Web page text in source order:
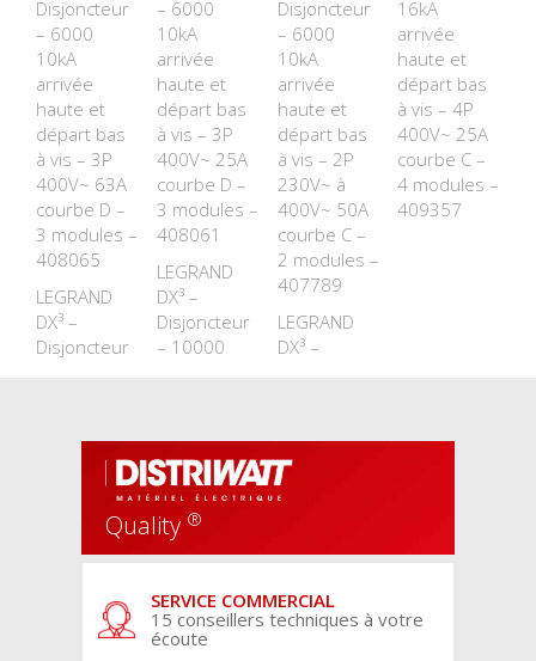
Disjoncteur
– 6000
10kA
arrivée
haute et
départ bas
à vis – 3P
400V~ 63A
courbe D –
3 modules –
408065
LEGRAND
DX³ –
Disjoncteur
– 6000
10kA
arrivée
haute et
départ bas
à vis – 3P
400V~ 25A
courbe D –
3 modules –
408061
LEGRAND
DX³ –
Disjoncteur
– 10000
Disjoncteur
– 6000
10kA
arrivée
haute et
départ bas
à vis – 2P
230V~ à
400V~ 50A
courbe C –
2 modules –
407789
LEGRAND
DX³ –
16kA
arrivée
haute et
départ bas
à vis – 4P
400V~ 25A
courbe C –
4 modules –
409357
Quality ®
SERVICE COMMERCIAL
15 conseillers techniques à votre
écoute